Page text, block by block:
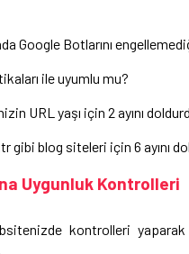
Google Botlarını
ile uyumlu mu?
URL yaşı için 2 ayını
blog siteleri için 6 ayını
Uygunluk Kontrolleri
kontrolleri yaparak